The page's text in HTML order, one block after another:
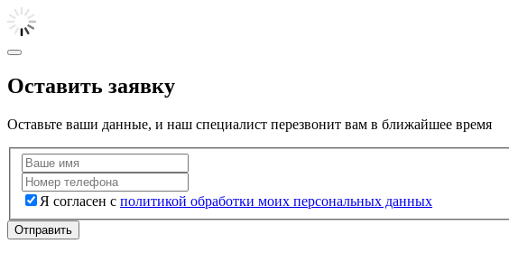
Оставить заявку
Оставьте ваши данные, и наш специалист перезвонит вам в ближайшее время
Я согласен с политикой обработки моих персональных данных
Отправить